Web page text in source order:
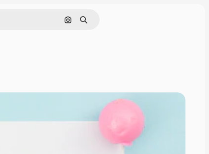
Pencarian berdasarkan gambar
Mencari